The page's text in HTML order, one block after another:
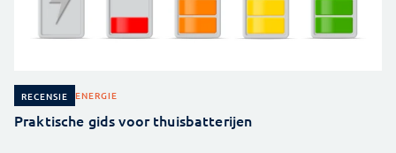
RECENSIE ENERGIE
Praktische gids voor thuisbatterijen